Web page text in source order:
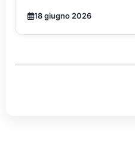
18 giugno 2026